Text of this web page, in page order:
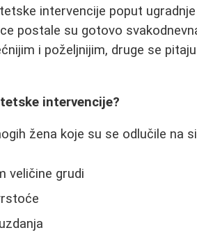
intervencije poput
postale su gotovo
i poželjnijim, druge se
intervencije?
žena koje su se odlučile na
veličine grudi